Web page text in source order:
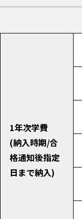
1年次学費
(納入時期/合
格通知後指定
日まで納入)